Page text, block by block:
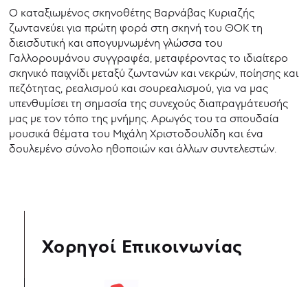
Ο καταξιωμένος σκηνοθέτης Βαρνάβας Κυριαζής
ζωντανεύει για πρώτη φορά στη σκηνή του ΘΟΚ τη
διεισδυτική και απογυμνωμένη γλώσσα του
Γαλλορουμάνου συγγραφέα, μεταφέροντας το ιδιαίτερο
σκηνικό παιχνίδι μεταξύ ζωντανών και νεκρών, ποίησης και
πεζότητας, ρεαλισμού και σουρεαλισμού, για να μας
υπενθυμίσει τη σημασία της συνεχούς διαπραγμάτευσής
μας με τον τόπο της μνήμης. Αρωγός του τα σπουδαία
μουσικά θέματα του Μιχάλη Χριστοδουλίδη και ένα
δουλεμένο σύνολο ηθοποιών και άλλων συντελεστών.
Χορηγοί Επικοινωνίας